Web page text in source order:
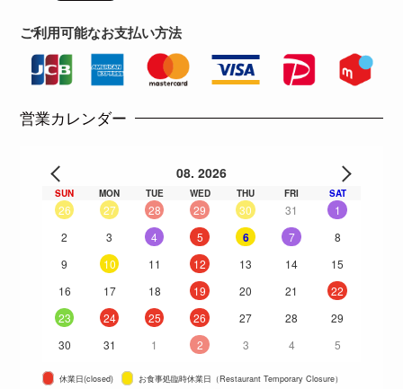
ご利用可能なお支払い方法
営業カレンダー
08. 2026
SUN MON TUE WED THU FRI SAT
26 27 28 29 30 31
1
2
3 4 5 6 7
8
9
10 11 12 13 14
15
16
17 18 19 20 21
22
23
24 25 26 27 28
29
30
31 1 2 3 4 5
休業日(closed)
お食事処臨時休業日（Restaurant Temporary Closure）